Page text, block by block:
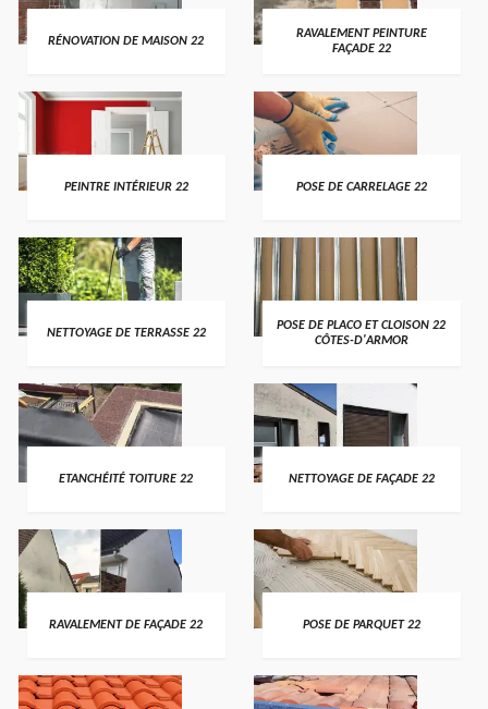
RÉNOVATION DE MAISON 22
RAVALEMENT PEINTURE
FAÇADE 22
PEINTRE INTÉRIEUR 22 POSE DE CARRELAGE 22
NETTOYAGE DE TERRASSE 22
POSE DE PLACO ET CLOISON 22
CÔTES-D'ARMOR
ETANCHÉITÉ TOITURE 22 NETTOYAGE DE FAÇADE 22
RAVALEMENT DE FAÇADE 22 POSE DE PARQUET 22